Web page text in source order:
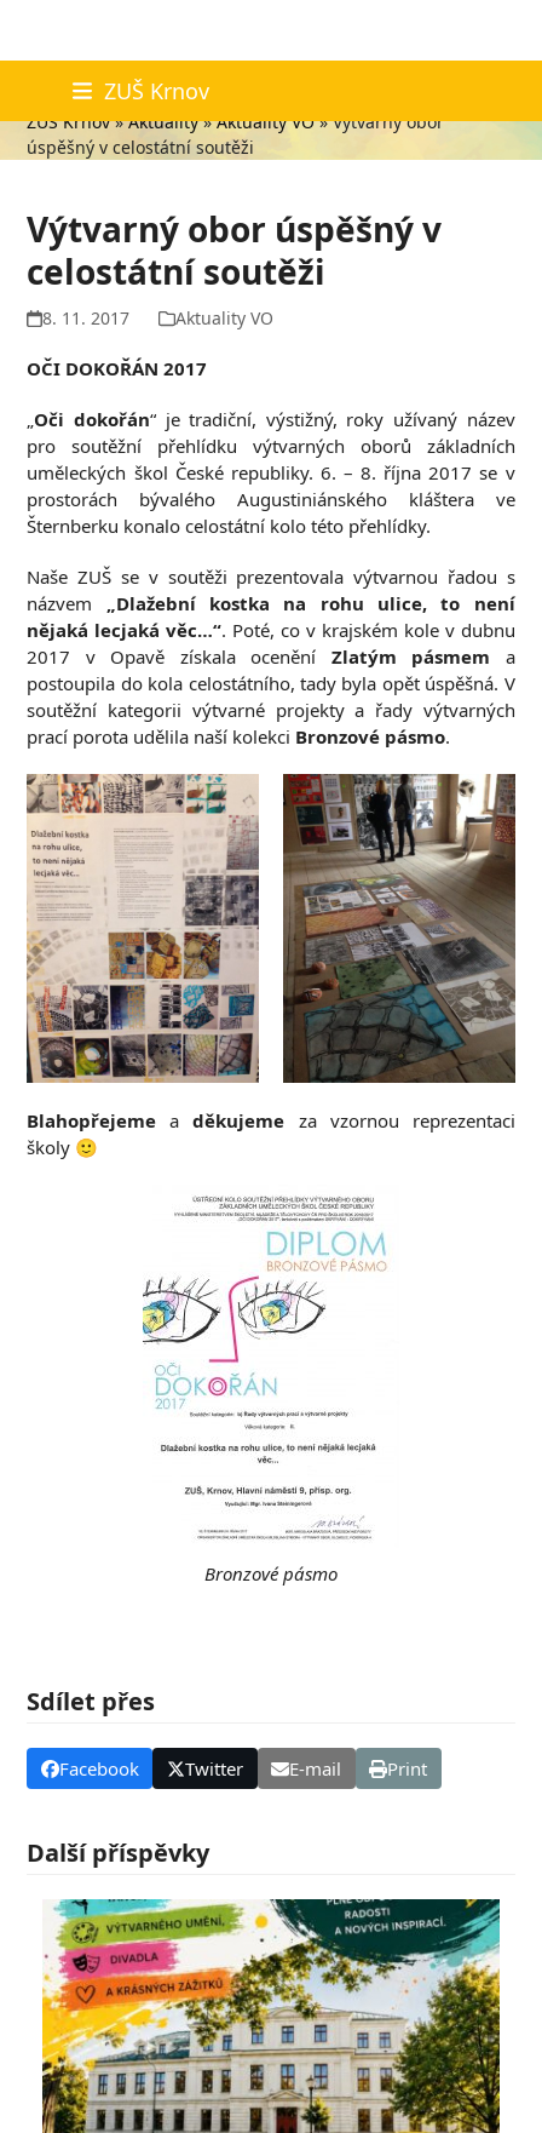
content
ZUŠ Krnov
Aktuality
ZUŠ Krnov»Aktuality»Aktuality VO»Výtvarný obor
úspěšný v celostátní soutěži
Výtvarný obor úspěšný v
celostátní soutěži
8. 11. 2017 Aktuality VO
OČI DOKOŘÁN 2017
„Oči dokořán“ je tradiční, výstižný, roky užívaný název
pro soutěžní přehlídku výtvarných oborů základních
uměleckých škol České republiky. 6. – 8. října 2017 se v
prostorách bývalého Augustiniánského kláštera ve
Šternberku konalo celostátní kolo této přehlídky.
Naše ZUŠ se v soutěži prezentovala výtvarnou řadou s
názvem „Dlažební kostka na rohu ulice, to není
nějaká lecjaká věc…“. Poté, co v krajském kole v dubnu
2017 v Opavě získala ocenění Zlatým pásmem a
postoupila do kola celostátního, tady byla opět úspěšná. V
soutěžní kategorii výtvarné projekty a řady výtvarných
prací porota udělila naší kolekci Bronzové pásmo.
Blahopřejeme aděkujeme za vzornou reprezentaci
školy 🙂
Bronzové pásmo
Sdílet přes
Facebook Twitter E-mail Print
Další příspěvky